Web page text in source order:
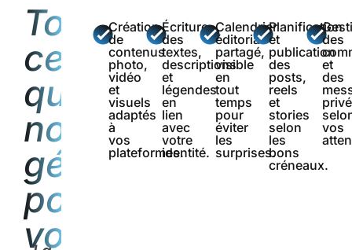
Tout
ce
que
nous
gérons
pour
vous
Création
de
contenus
photo,
vidéo
et
visuels
adaptés
à
vos
plateformes.
Écriture
des
textes,
descriptions
et
légendes
en
lien
avec
votre
identité.
Calendrier
éditorial
partagé,
visible
en
tout
temps
pour
éviter
les
surprises.
Planification
et
publication
des
posts,
reels
et
stories
selon
les
bons
créneaux.
des
et
des
vos